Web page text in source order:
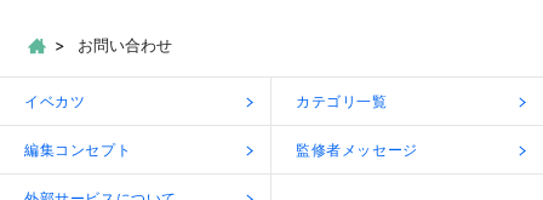
お問い合わせ
イベカツ カテゴリ一覧
編集コンセプト 監修者メッセージ